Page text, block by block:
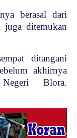
berasal dari
ditemukan
ditangani
akhirnya
Blora.